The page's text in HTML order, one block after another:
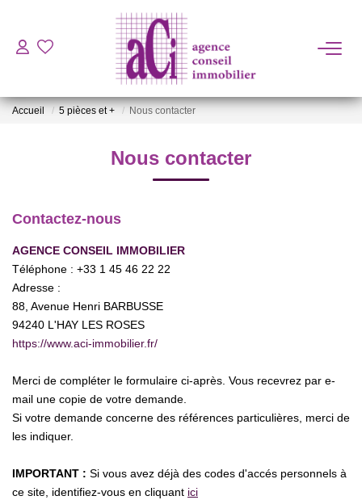
ACHETER
ESTIMER
BIENS VENDUS
Accueil 5 pièces et + Nous contacter
Nous contacter
Contactez-nous
AGENCE CONSEIL IMMOBILIER
Téléphone : +33 1 45 46 22 22
Adresse :
88, Avenue Henri BARBUSSE
94240 L'HAY LES ROSES
https://www.aci-immobilier.fr/
Merci de compléter le formulaire ci-après. Vous recevrez par e-
mail une copie de votre demande.
Si votre demande concerne des références particulières, merci de
les indiquer.
IMPORTANT : Si vous avez déjà des codes d'accés personnels à
ce site, identifiez-vous en cliquant ici